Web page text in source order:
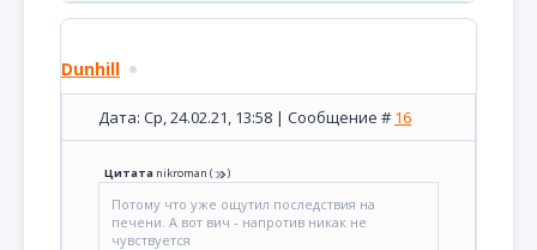
Dunhill
Дата: Ср, 24.02.21, 13:58 | Сообщение # 16
Цитата nikroman ( )
Потому что уже ощутил последствия на
печени. А вот вич - напротив никак не
чувствуется